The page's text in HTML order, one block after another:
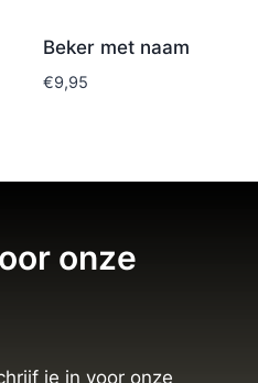
Beker met naam
€9,95
onze
je in voor onze